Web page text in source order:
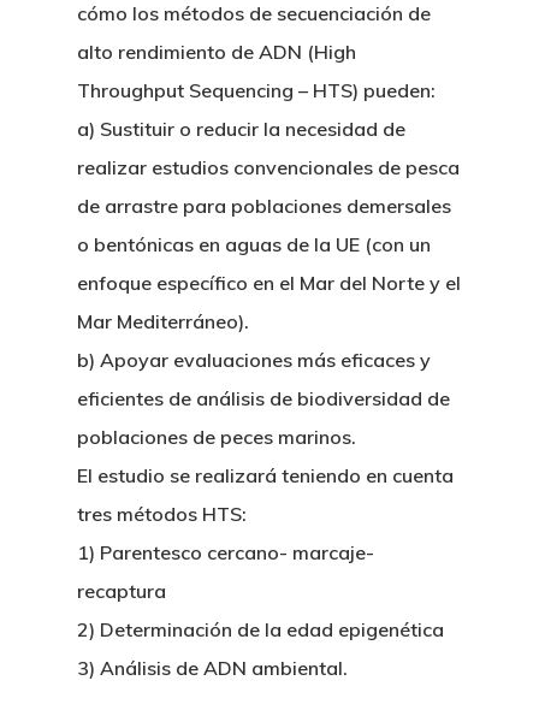
cómo los métodos de secuenciación de
alto rendimiento de ADN (High
Throughput Sequencing – HTS) pueden:
a) Sustituir o reducir la necesidad de
realizar estudios convencionales de pesca
de arrastre para poblaciones demersales
o bentónicas en aguas de la UE (con un
enfoque específico en el Mar del Norte y el
Mar Mediterráneo).
b) Apoyar evaluaciones más eficaces y
eficientes de análisis de biodiversidad de
poblaciones de peces marinos.
El estudio se realizará teniendo en cuenta
tres métodos HTS:
1) Parentesco cercano- marcaje-
recaptura
2) Determinación de la edad epigenética
3) Análisis de ADN ambiental.Nosotros